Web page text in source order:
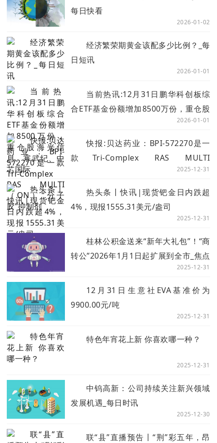
每日快看
2026-01-02
经济繁荣期黄金该配多少比例？_每
日短讯
2026-01-01
当前热讯:12月31日鹏华科创板综
合ETF基金份额增加8500万份，重仓股
2026-01-01
快报:贝达药业：BPI-572270是一
款Tri-Complex RAS MULTI
2025-12-31
热头条丨快讯|现货钯金日内跌超
4%，现报1555.31美元/盎司
2025-12-31
桂林公积金送来“新年大礼包”！“商
转公”2026年1月1日起扩展到全市_焦点
2025-12-31
12月31日生意社EVA基准价为
9900.00元/吨
2025-12-31
特色年宵花上新 你喜欢哪一种？
2025-12-31
中钨高新：公司持续关注新兴领域
发展机遇_每日时讯
2025-12-30
联“县”直播预告丨“荆”彩五年，昂